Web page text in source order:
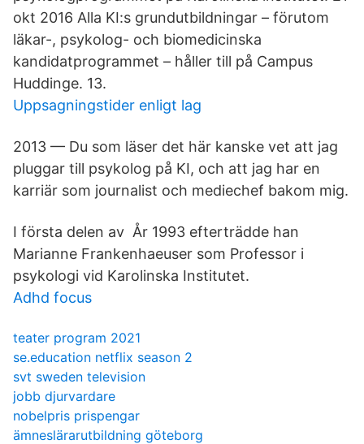
okt 2016 Alla KI:s grundutbildningar – förutom
läkar-, psykolog- och biomedicinska
kandidatprogrammet – håller till på Campus
Huddinge. 13.
Uppsagningstider enligt lag
2013 — Du som läser det här kanske vet att jag
pluggar till psykolog på KI, och att jag har en
karriär som journalist och mediechef bakom mig.
I första delen av År 1993 efterträdde han
Marianne Frankenhaeuser som Professor i
psykologi vid Karolinska Institutet.
Adhd focus
teater program 2021
se.education netflix season 2
svt sweden television
jobb djurvardare
nobelpris prispengar
ämneslärarutbildning göteborg